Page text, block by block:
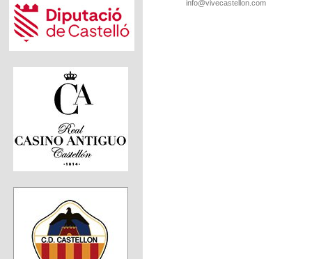
info@vivecastellon.com